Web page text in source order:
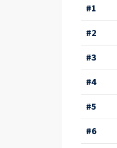
#1
#2
#3
#4
#5
#6